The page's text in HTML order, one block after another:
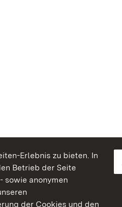
Erlebnis zu bieten. In
Betrieb der Seite
sowie anonymen
der Cookies und den